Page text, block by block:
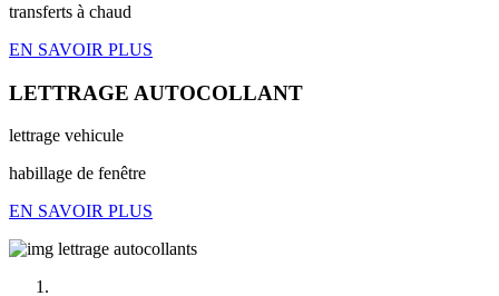
transferts à chaud
EN SAVOIR PLUS
LETTRAGE AUTOCOLLANT
lettrage vehicule
habillage de fenêtre
EN SAVOIR PLUS